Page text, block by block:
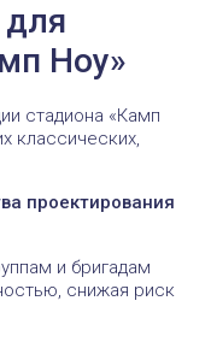
Ноу»
стадиона «Камп
классических,
проектирования
и бригадам
снижая риск